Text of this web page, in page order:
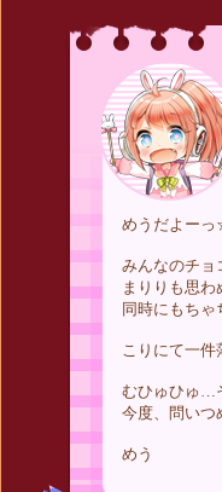
めうだよー
みんなのチョ
まりりも思
同時にもち
こりにて一件
むひゅひゅ…
今度、問い
めう